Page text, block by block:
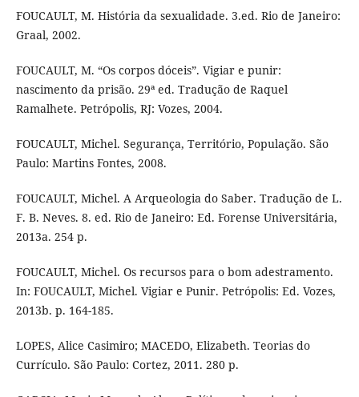
FOUCAULT, M. História da sexualidade. 3.ed. Rio de Janeiro:
Graal, 2002.
FOUCAULT, M. “Os corpos dóceis”. Vigiar e punir:
nascimento da prisão. 29ª ed. Tradução de Raquel
Ramalhete. Petrópolis, RJ: Vozes, 2004.
FOUCAULT, Michel. Segurança, Território, População. São
Paulo: Martins Fontes, 2008.
FOUCAULT, Michel. A Arqueologia do Saber. Tradução de L.
F. B. Neves. 8. ed. Rio de Janeiro: Ed. Forense Universitária,
2013a. 254 p.
FOUCAULT, Michel. Os recursos para o bom adestramento.
In: FOUCAULT, Michel. Vigiar e Punir. Petrópolis: Ed. Vozes,
2013b. p. 164-185.
LOPES, Alice Casimiro; MACEDO, Elizabeth. Teorias do
Currículo. São Paulo: Cortez, 2011. 280 p.